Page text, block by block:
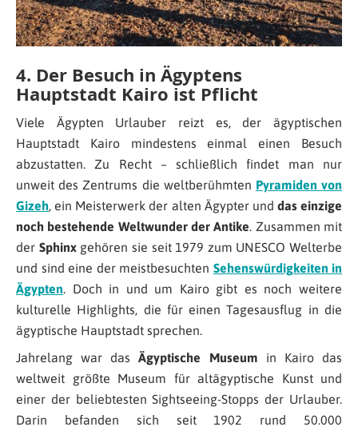
4. Der Besuch in Ägyptens
Hauptstadt Kairo ist Pflicht
Viele Ägypten Urlauber reizt es, der ägyptischen
Hauptstadt Kairo mindestens einmal einen Besuch
abzustatten. Zu Recht – schließlich findet man nur
unweit des Zentrums die weltberühmten Pyramiden von
Gizeh, ein Meisterwerk der alten Ägypter und das einzige
noch bestehende Weltwunder der Antike. Zusammen mit
der Sphinxgehören sie seit 1979 zum UNESCO Welterbe
und sind eine der meistbesuchten Sehenswürdigkeiten in
Ägypten. Doch in und um Kairo gibt es noch weitere
kulturelle Highlights, die für einen Tagesausflug in die
ägyptische Hauptstadt sprechen.
Jahrelang war das Ägyptische Museum in Kairo das
weltweit größte Museum für altägyptische Kunst und
einer der beliebtesten Sightseeing-Stopps der Urlauber.
Darin befanden sich seit 1902 rund 50.000